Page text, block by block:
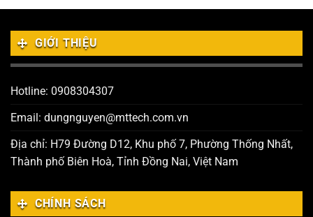
GIỚI THIỆU
Hotline: 0908304307
Email: dungnguyen@mttech.com.vn
Địa chỉ: H79 Đường D12, Khu phố 7, Phường Thống Nhất,
Thành phố Biên Hoà, Tỉnh Đồng Nai, Việt Nam
CHÍNH SÁCH